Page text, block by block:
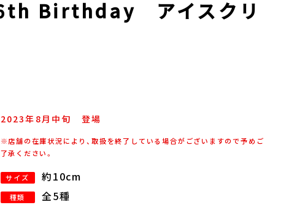
Birthday アイスクリ
2023年 8月 中旬 登場
※店舗の在庫状況により、取扱を終了している場合がございますので予めご
了承ください。
サイズ 約10cm
種類 全5種